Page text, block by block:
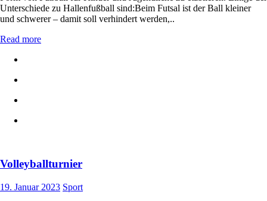
Unterschiede zu Hallenfußball sind:Beim Futsal ist der Ball kleiner
und schwerer – damit soll verhindert werden,..
Read more
Volleyballturnier
19. Januar 2023 Sport